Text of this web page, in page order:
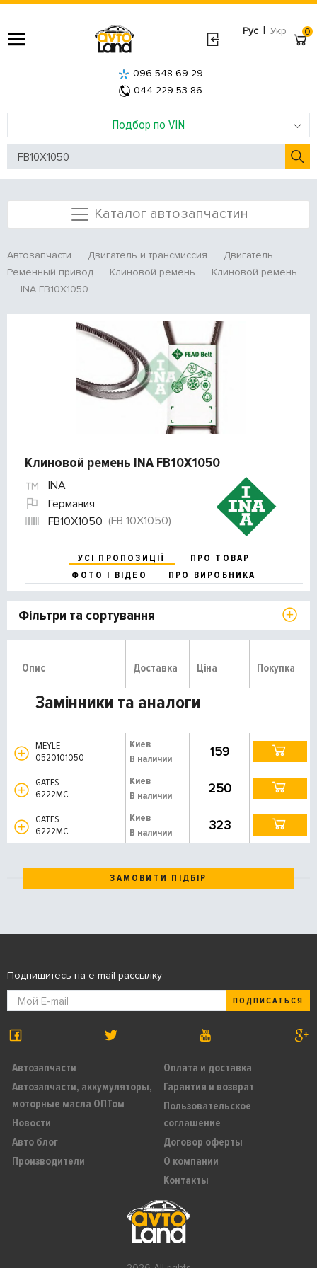
Рус | Укр
Подбор по VIN
096 548 69 29
044 229 53 86
0
Каталог автозапчастин
Автозапчасти Двигатель и трансмиссия
Двигатель
Ременный привод
Клиновой ремень
Клиновой ремень
INA FB10X1050
Клиновой ремень INA FB10X1050
INA
Германия
FB10X1050 (FB 10X1050)
УСІ ПРОПОЗИЦІЇ
ПРО ТОВАР
ФОТО І ВІДЕО
ПРО ВИРОБНИКА
Фільтри та сортування
Опис Доставка Ціна Покупка
Замінники та аналоги
MEYLE
0520101050
Киев
В наличии
159
GATES
6222MC
Киев
В наличии
250
GATES
6222MC
Киев
В наличии
323
ЗАМОВИТИ ПІДБІР
Автозапчасти
Автозапчасти, аккумуляторы,
моторные масла ОПТом
Новости
Авто блог
Производители
Оплата и доставка
Гарантия и возврат
Пользовательское
соглашение
Договор оферты
О компании
Контакты
Подпишитесь на e-mail рассылку
ПОДПИСАТЬСЯ